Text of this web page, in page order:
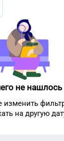
не нашлось
изменить
на другую